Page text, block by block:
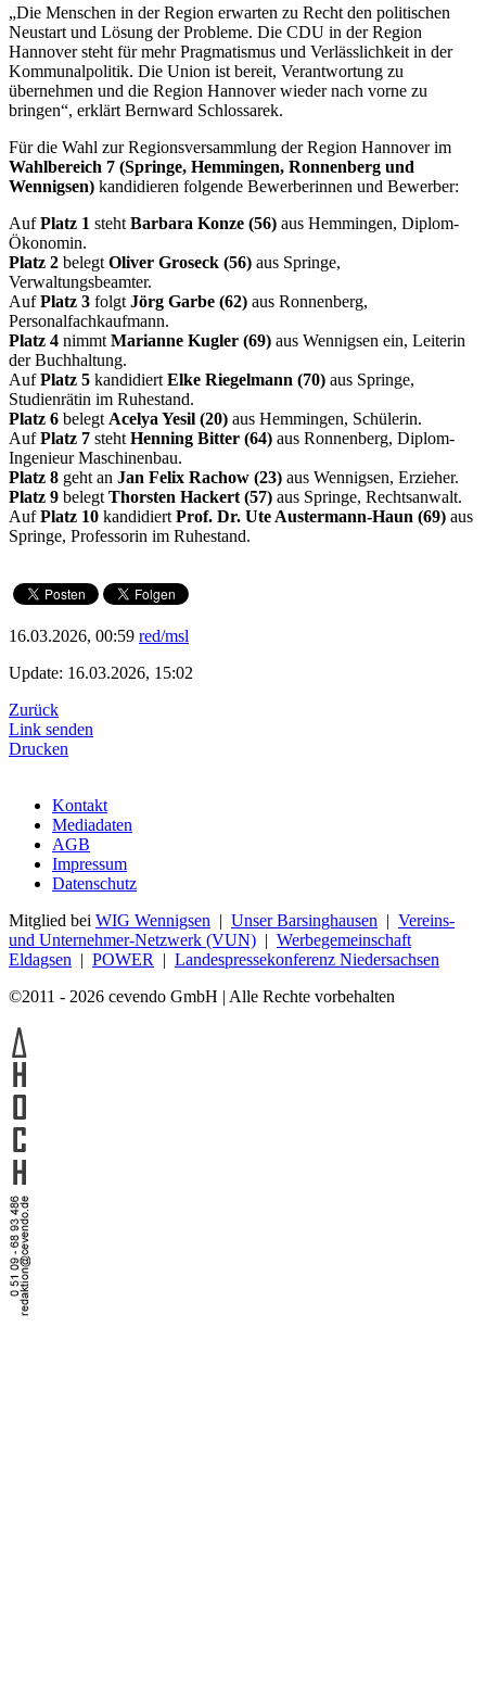
„Die Menschen in der Region erwarten zu Recht den politischen
Neustart und Lösung der Probleme. Die CDU in der Region
Hannover steht für mehr Pragmatismus und Verlässlichkeit in der
Kommunalpolitik. Die Union ist bereit, Verantwortung zu
übernehmen und die Region Hannover wieder nach vorne zu
bringen“, erklärt Bernward Schlossarek.
Für die Wahl zur Regionsversammlung der Region Hannover im
Wahlbereich 7 (Springe, Hemmingen, Ronnenberg und
Wennigsen) kandidieren folgende Bewerberinnen und Bewerber:
AufPlatz 1 steht Barbara Konze (56) aus Hemmingen, Diplom-
Ökonomin.
Platz 2 belegt Oliver Groseck (56) aus Springe,
Verwaltungsbeamter.
AufPlatz 3 folgt Jörg Garbe (62) aus Ronnenberg,
Personalfachkaufmann.
Platz 4 nimmt Marianne Kugler (69) aus Wennigsen ein, Leiterin
der Buchhaltung.
AufPlatz 5 kandidiert Elke Riegelmann (70) aus Springe,
Studienrätin im Ruhestand.
Platz 6 belegt Acelya Yesil (20) aus Hemmingen, Schülerin.
AufPlatz 7 steht Henning Bitter (64) aus Ronnenberg, Diplom-
Ingenieur Maschinenbau.
Platz 8 geht an Jan Felix Rachow (23) aus Wennigsen, Erzieher.
Platz 9 belegt Thorsten Hackert (57) aus Springe, Rechtsanwalt.
AufPlatz 10 kandidiert Prof. Dr. Ute Austermann-Haun (69) aus
Springe, Professorin im Ruhestand.
16.03.2026, 00:59 red/msl
Update: 16.03.2026, 15:02
Zurück
Link senden
Drucken
Kontakt
Mediadaten
AGB
Impressum
Datenschutz
Mitglied bei WIG Wennigsen | Unser Barsinghausen | Vereins-
und Unternehmer-Netzwerk (VUN) | Werbegemeinschaft
Eldagsen | POWER | Landespressekonferenz Niedersachsen
©2011 - 2026 cevendo GmbH | Alle Rechte vorbehalten